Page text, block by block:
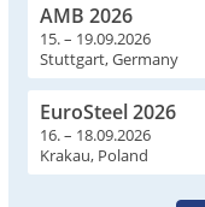
AMB 2026
15. – 19.09.2026
Stuttgart, Germany
EuroSteel 2026
16. – 18.09.2026
Krakau, Poland